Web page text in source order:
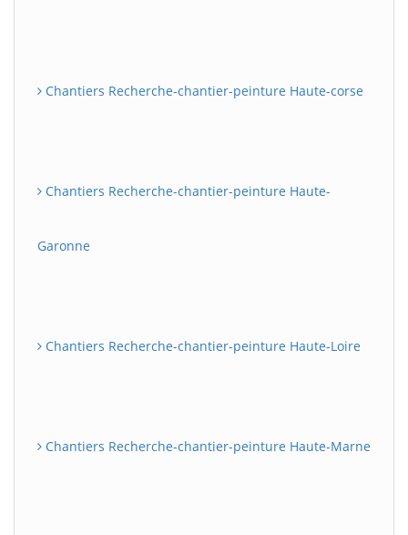
Chantiers Recherche-chantier-peinture Haute-corse
Chantiers Recherche-chantier-peinture Haute-
Garonne
Chantiers Recherche-chantier-peinture Haute-Loire
Chantiers Recherche-chantier-peinture Haute-Marne